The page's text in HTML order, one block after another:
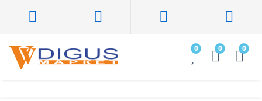
0 0 0